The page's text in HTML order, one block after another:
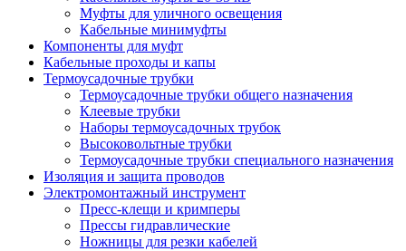
Муфты для уличного освещения
Кабельные минимуфты
Компоненты для муфт
Кабельные проходы и капы
Термоусадочные трубки
Термоусадочные трубки общего назначения
Клеевые трубки
Наборы термоусадочных трубок
Высоковольтные трубки
Термоусадочные трубки специального назначения
Изоляция и защита проводов
Электромонтажный инструмент
Пресс-клещи и кримперы
Прессы гидравлические
Ножницы для резки кабелей